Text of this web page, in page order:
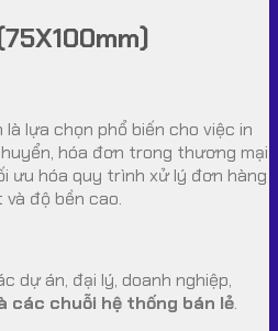
là lựa chọn phổ biến cho việc in
hóa đơn trong thương mại
ưu hóa quy trình xử lý đơn hàng
độ bền cao.
dự án, đại lý, doanh nghiệp,
các chuỗi hệ thống bán lẻ.